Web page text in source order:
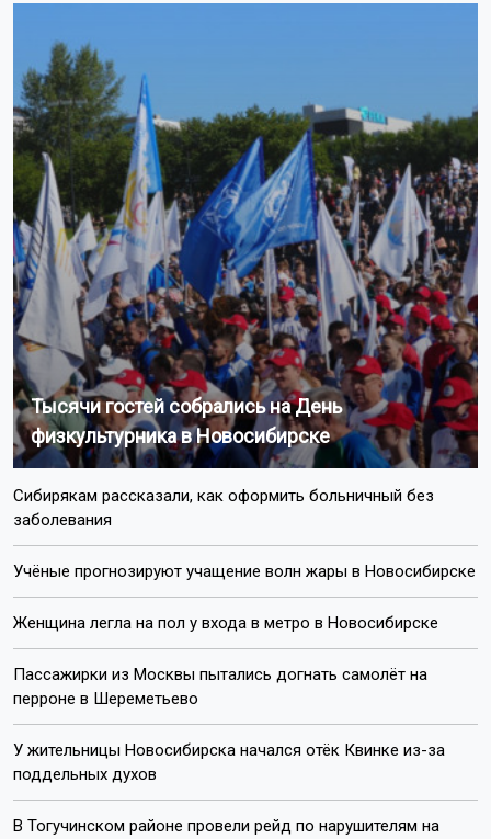
Тысячи гостей собрались на День
физкультурника в Новосибирске
Сибирякам рассказали, как оформить больничный без
заболевания
Учёные прогнозируют учащение волн жары в Новосибирске
Женщина легла на пол у входа в метро в Новосибирске
Пассажирки из Москвы пытались догнать самолёт на
перроне в Шереметьево
У жительницы Новосибирска начался отёк Квинке из-за
поддельных духов
В Тогучинском районе провели рейд по нарушителям на